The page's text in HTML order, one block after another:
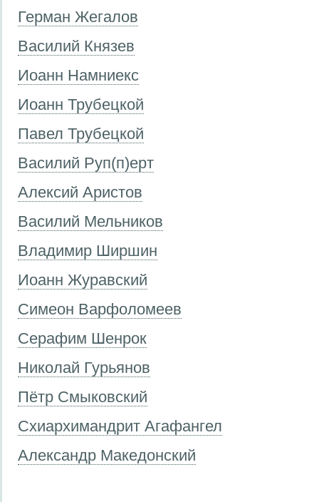
Герман Жегалов
Василий Князев
Иоанн Намниекс
Иоанн Трубецкой
Павел Трубецкой
Василий Руп(п)ерт
Алексий Аристов
Василий Мельников
Владимир Ширшин
Иоанн Журавский
Симеон Варфоломеев
Серафим Шенрок
Николай Гурьянов
Пётр Смыковский
Схиархимандрит Агафангел
Александр Македонский